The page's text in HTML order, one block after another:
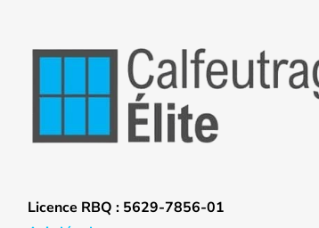
Licence RBQ : 5629-7856-01